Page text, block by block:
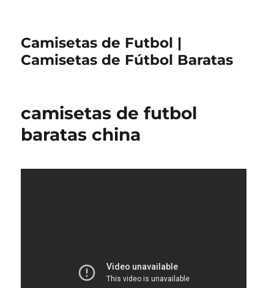
Camisetas de Futbol |
Camisetas de Fútbol Baratas
camisetas de futbol
baratas china